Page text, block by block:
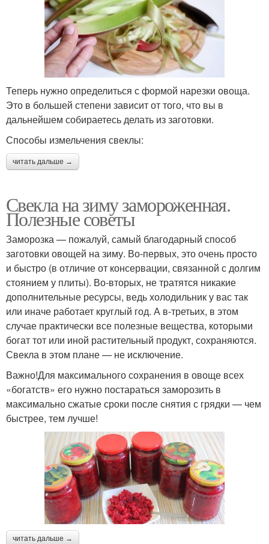
Теперь нужно определиться с формой нарезки овоща.
Это в большей степени зависит от того, что вы в
дальнейшем собираетесь делать из заготовки.
Способы измельчения свеклы:
читать дальше →
Свекла на зиму замороженная.
Полезные советы
Заморозка — пожалуй, самый благодарный способ
заготовки овощей на зиму. Во-первых, это очень просто
и быстро (в отличие от консервации, связанной с долгим
стоянием у плиты). Во-вторых, не тратятся никакие
дополнительные ресурсы, ведь холодильник у вас так
или иначе работает круглый год. А в-третьих, в этом
случае практически все полезные вещества, которыми
богат тот или иной растительный продукт, сохраняются.
Свекла в этом плане — не исключение.
Важно!Для максимального сохранения в овоще всех
«богатств» его нужно постараться заморозить в
максимально сжатые сроки после снятия с грядки — чем
быстрее, тем лучше!
читать дальше →